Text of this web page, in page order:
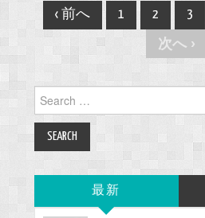
Post
navigation
‹ 前へ 1 2 3
次へ ›
Search
for:
最新